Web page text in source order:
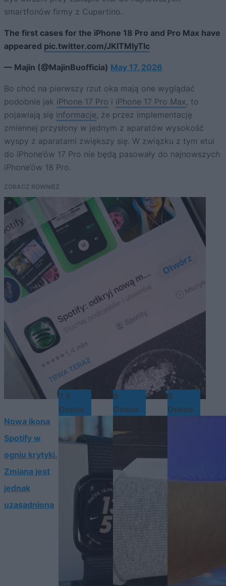
smartfonów firmy z Cupertino.
The first cases for the iPhone 18 Pro and Pro Max have
appeared pic.twitter.com/JKlTMIyTlc
— Majin (@MajinBuofficia) May 17, 2026
Bo choć na pierwszy rzut oka mają one wyglądać
podobnie jak iPhone 17 Pro i iPhone 17 Pro Max , to
pojawiają się informacje, że przez implementację
zmiennej przysłony w jednym z aparatów wysokość
wyspy z aparatami zwiększy się. W związku z tym etui
do iPhone’ów 17 Pro nie będą pasowały do najnowszych
iPhone’ów 18 Pro.
ZOBACZ RÓWNIEŻ
Nowa ikona
Spotify w
ogniu krytyki.
Zmiana jest
jednak
uzasadniona
7.5
Ocena
8
Ocena
8
Ocena